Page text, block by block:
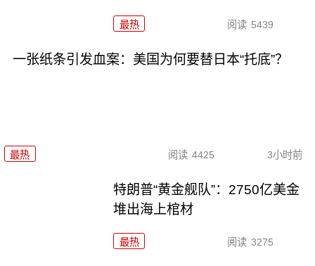
最热 阅读 5439
一张纸条引发血案：美国为何要替日本“托底”？
最热 阅读 4425 3小时前
特朗普“黄金舰队”：2750亿美金
堆出海上棺材
最热 阅读 3275